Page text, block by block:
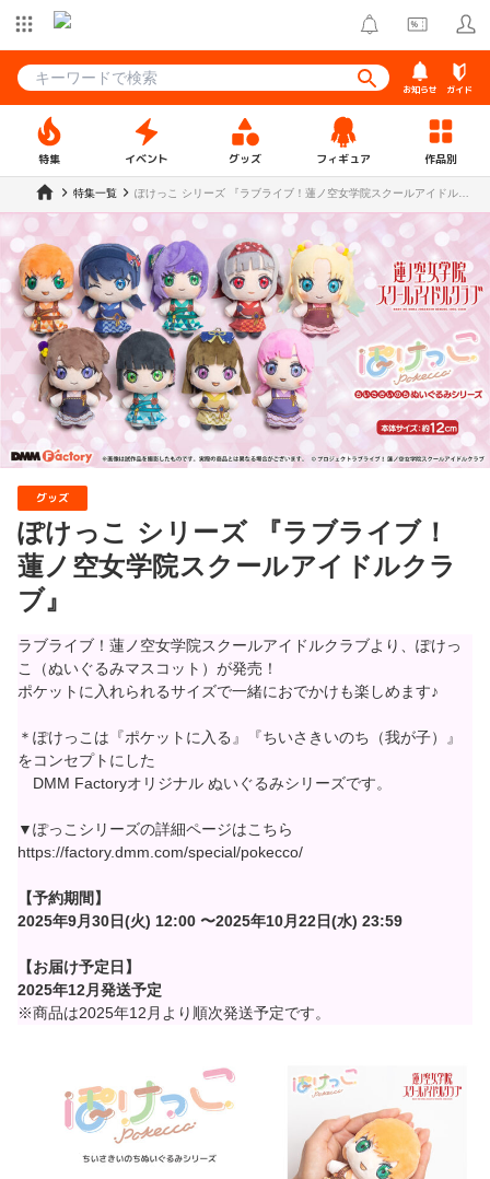
お知らせ ガイド
特集 イベント グッズ フィギュア 作品別
特集一覧
ぽけっこ シリーズ 『ラブライブ！蓮ノ空女学院スクールアイドルク
グッズ
ぽけっこ シリーズ 『ラブライブ！
蓮ノ空女学院スクールアイドルクラ
ブ』
ラブライブ！蓮ノ空女学院スクールアイドルクラブより、ぽけっ
こ（ぬいぐるみマスコット）が発売！
ポケットに入れられるサイズで一緒におでかけも楽しめます♪
＊ぽけっこは『ポケットに入る』『ちいさきいのち（我が子）』
をコンセプトにした
DMM Factoryオリジナル ぬいぐるみシリーズです。
▼ぽっこシリーズの詳細ページはこちら
https://factory.dmm.com/special/pokecco/
【予約期間】
2025年9月30日(火) 12:00 〜2025年10月22日(水) 23:59
【お届け予定日】
2025年12月発送予定
※商品は2025年12月より順次発送予定です。